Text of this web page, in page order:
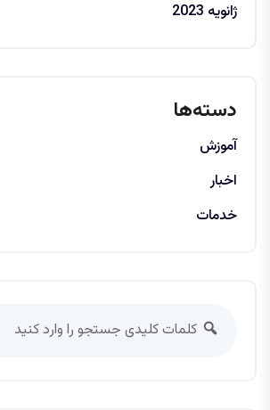
ژانویه 2023
دسته‌ها
آموزش
اخبار
خدمات